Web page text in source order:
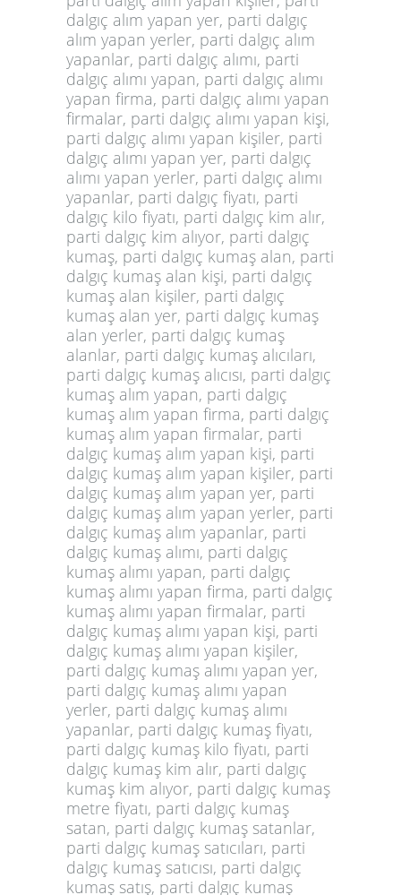
dalgıç alım yapan yer, parti dalgıç
alım yapan yerler, parti dalgıç alım
yapanlar, parti dalgıç alımı, parti
dalgıç alımı yapan, parti dalgıç alımı
yapan firma, parti dalgıç alımı yapan
firmalar, parti dalgıç alımı yapan kişi,
parti dalgıç alımı yapan kişiler, parti
dalgıç alımı yapan yer, parti dalgıç
alımı yapan yerler, parti dalgıç alımı
yapanlar, parti dalgıç fiyatı, parti
dalgıç kilo fiyatı, parti dalgıç kim alır,
parti dalgıç kim alıyor, parti dalgıç
kumaş, parti dalgıç kumaş alan, parti
dalgıç kumaş alan kişi, parti dalgıç
kumaş alan kişiler, parti dalgıç
kumaş alan yer, parti dalgıç kumaş
alan yerler, parti dalgıç kumaş
alanlar, parti dalgıç kumaş alıcıları,
parti dalgıç kumaş alıcısı, parti dalgıç
kumaş alım yapan, parti dalgıç
kumaş alım yapan firma, parti dalgıç
kumaş alım yapan firmalar, parti
dalgıç kumaş alım yapan kişi, parti
dalgıç kumaş alım yapan kişiler, parti
dalgıç kumaş alım yapan yer, parti
dalgıç kumaş alım yapan yerler, parti
dalgıç kumaş alım yapanlar, parti
dalgıç kumaş alımı, parti dalgıç
kumaş alımı yapan, parti dalgıç
kumaş alımı yapan firma, parti dalgıç
kumaş alımı yapan firmalar, parti
dalgıç kumaş alımı yapan kişi, parti
dalgıç kumaş alımı yapan kişiler,
parti dalgıç kumaş alımı yapan yer,
parti dalgıç kumaş alımı yapan
yerler, parti dalgıç kumaş alımı
yapanlar, parti dalgıç kumaş fiyatı,
parti dalgıç kumaş kilo fiyatı, parti
dalgıç kumaş kim alır, parti dalgıç
kumaş kim alıyor, parti dalgıç kumaş
metre fiyatı, parti dalgıç kumaş
satan, parti dalgıç kumaş satanlar,
parti dalgıç kumaş satıcıları, parti
dalgıç kumaş satıcısı, parti dalgıç
kumaş satış, parti dalgıç kumaş